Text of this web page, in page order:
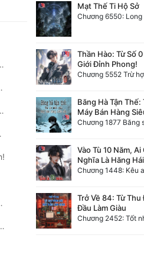
Mạt Thế Ti Hộ Sở
Thần Hào: Từ Số
Giới Đỉnh Phong!
Băng Hà Tận Thế:
Máy Bán Hàng
Chương 1877 Băng
Vào Tù 10 Năm,
Nghĩa Là Hăng
Chương 1448: Kêu
Trở Về 84: Từ
Đầu Làm Giàu
Chương 2452: Tốt